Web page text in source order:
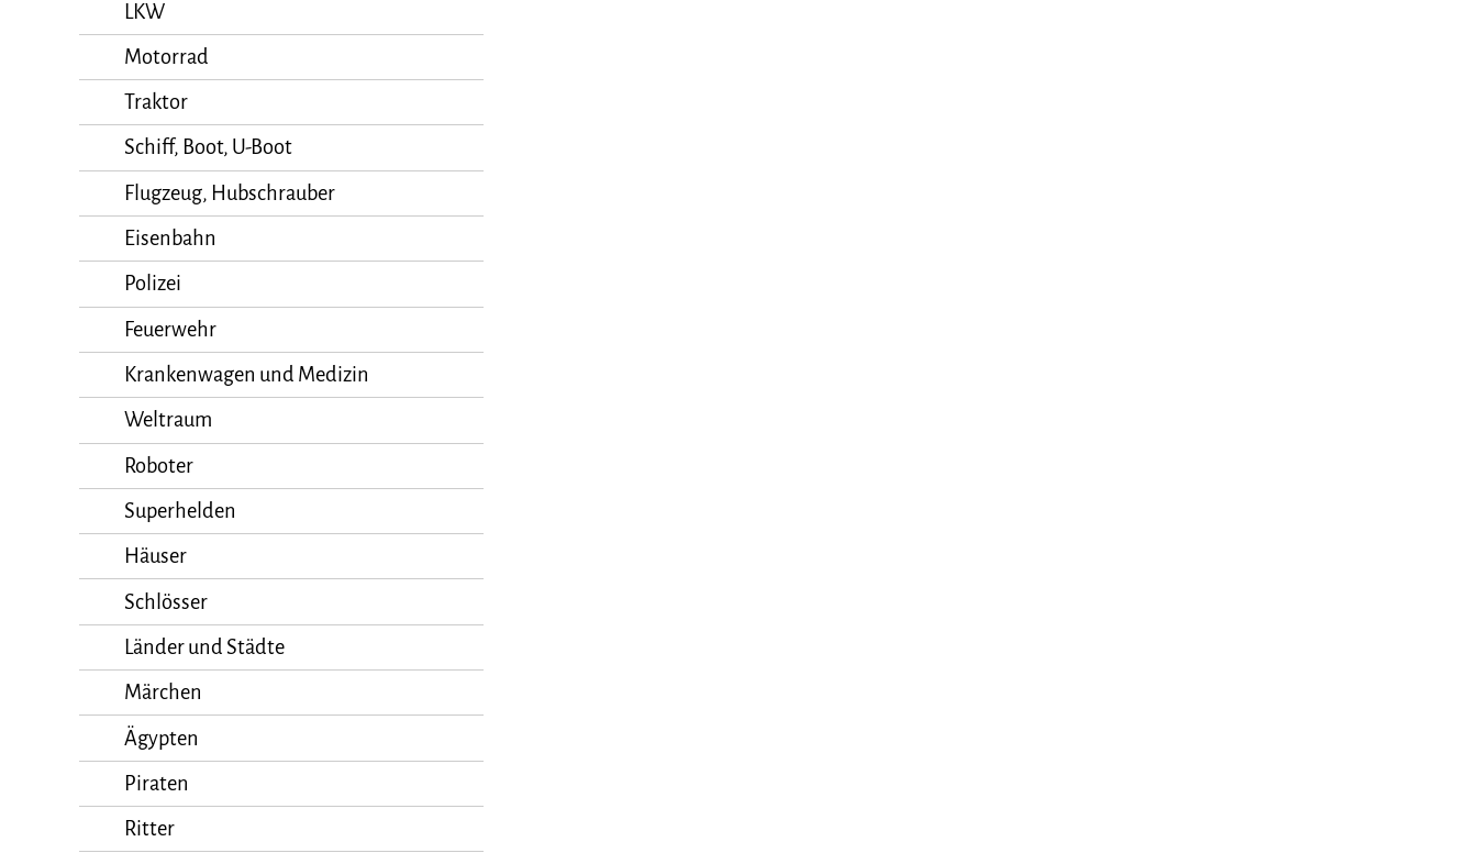
LKW
Motorrad
Traktor
Schiff, Boot, U-Boot
Flugzeug, Hubschrauber
Eisenbahn
Polizei
Feuerwehr
Krankenwagen und Medizin
Weltraum
Roboter
Superhelden
Häuser
Schlösser
Länder und Städte
Märchen
Ägypten
Piraten
Ritter